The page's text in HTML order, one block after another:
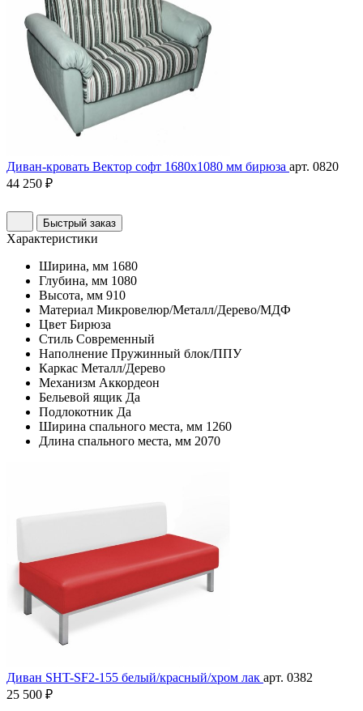
Диван-кровать Вектор софт 1680х1080 мм бирюза арт. 0820
44 250 ₽
Быстрый заказ
Характеристики
Ширина, мм 1680
Глубина, мм 1080
Высота, мм 910
Материал Микровелюр/Металл/Дерево/МДФ
Цвет Бирюза
Стиль Современный
Наполнение Пружинный блок/ППУ
Каркас Металл/Дерево
Механизм Аккордеон
Бельевой ящик Да
Подлокотник Да
Ширина спального места, мм 1260
Длина спального места, мм 2070
Диван SHT-SF2-155 белый/красный/хром лак арт. 0382
25 500 ₽